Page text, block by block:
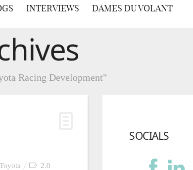
INTERVIEWS DAMES DU VOLANT
Racing Development"
Toyota
2.0
SOCIALS